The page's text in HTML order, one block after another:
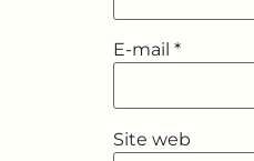
E-mail *
Site web